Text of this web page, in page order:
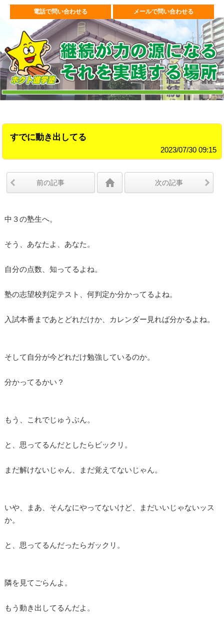
電話で問い合わせる メールで問い合わせる
すでに動き出してる
2023/07/30 09:15
前の記事 次の記事
中３の塾生へ。
そう、あなたよ、あなた。
自分の点数、知ってるよね。
塾の志望校判定テスト、何判定か分かってるよね。
入試本番まであとどれだけか、カレンダー見れば分かるよね。
そして自分が今どれだけ勉強しているのか。
分かってるかい？
もう、これでじゅうぶん。
と、思ってるんだとしたらビックリ。
まだ解けないじゃん、まだ覚えてないじゃん。
いや、まあ、そんなにやってないけど、まだいいじゃないッス
か。
と、思ってるんだったらガックリ。
隣を見てごらんよ。
もう動き出してるんだよ。